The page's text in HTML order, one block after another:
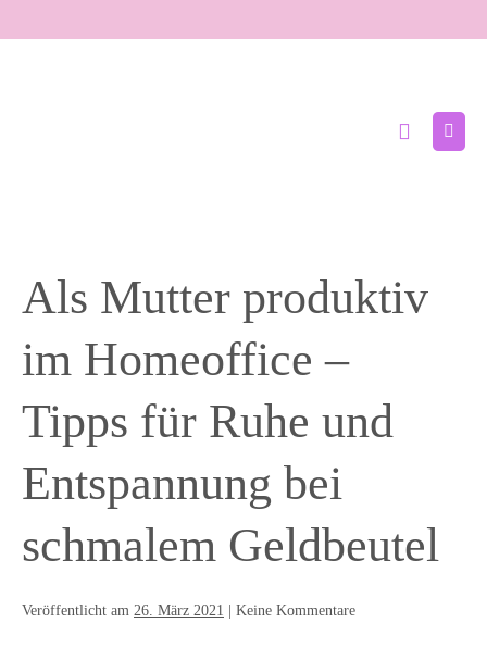
Suche-
Als Mutter produktiv
im Homeoffice –
Tipps für Ruhe und
Entspannung bei
schmalem Geldbeutel
Veröffentlicht am 26. März 2021 Keine Kommentare